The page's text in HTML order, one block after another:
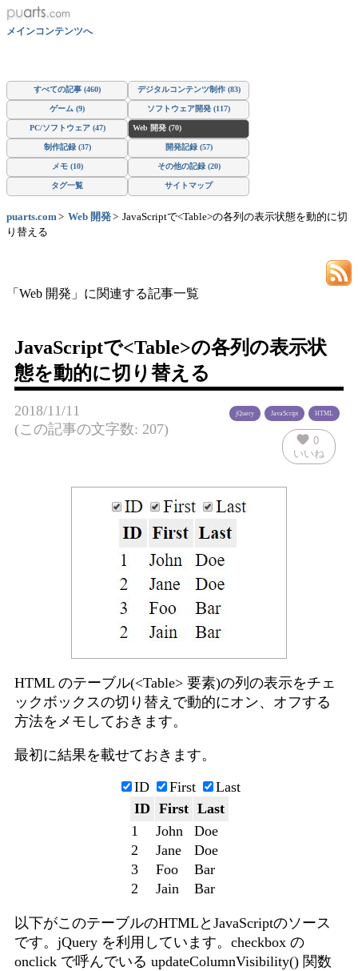
メインコンテンツへ
すべての記事 (460) デジタルコンテンツ制作 (83)
ゲーム (9) ソフトウェア開発 (117)
PC/ソフトウェア (47) Web 開発 (70)
制作記録 (37) 開発記録 (57)
メモ (10) その他の記録 (20)
タグ一覧 サイトマップ
puarts.com Web 開発
JavaScriptで<Table>の各列の表示状態を動的に切
り替える
「Web 開発」に関連する記事一覧
JavaScriptで<Table>の各列の表示状
態を動的に切り替える
2018/11/11
(この記事の文字数: 207)
jQuery JavaScript HTML
favorite 0
いいね
HTML のテーブル(<Table> 要素)の列の表示をチェ
ックボックスの切り替えで動的にオン、オフする
方法をメモしておきます。
最初に結果を載せておきます。
ID
First
Last
ID First Last
1
John
Doe
2
Jane
Doe
3
Foo
Bar
2
Jain Bar
以下がこのテーブルのHTMLとJavaScriptのソース
です。jQuery を利用しています。checkbox の
onclick で呼んでいる updateColumnVisibility() 関数